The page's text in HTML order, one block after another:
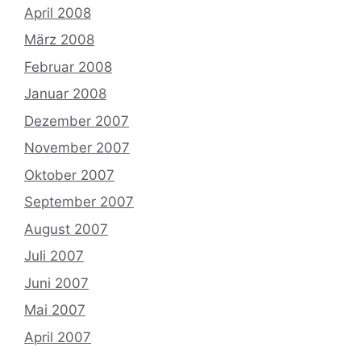
April 2008
März 2008
Februar 2008
Januar 2008
Dezember 2007
November 2007
Oktober 2007
September 2007
August 2007
Juli 2007
Juni 2007
Mai 2007
April 2007